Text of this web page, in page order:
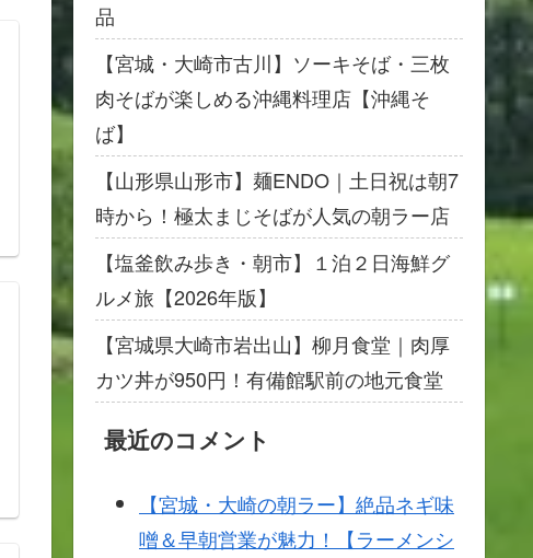
品
【宮城・大崎市古川】ソーキそば・三枚
肉そばが楽しめる沖縄料理店【沖縄そ
ば】
【山形県山形市】麺ENDO｜土日祝は朝7
時から！極太まじそばが人気の朝ラー店
【塩釜飲み歩き・朝市】１泊２日海鮮グ
ルメ旅【2026年版】
【宮城県大崎市岩出山】柳月食堂｜肉厚
カツ丼が950円！有備館駅前の地元食堂
最近のコメント
【宮城・大崎の朝ラー】絶品ネギ味
噌＆早朝営業が魅力！【ラーメンシ